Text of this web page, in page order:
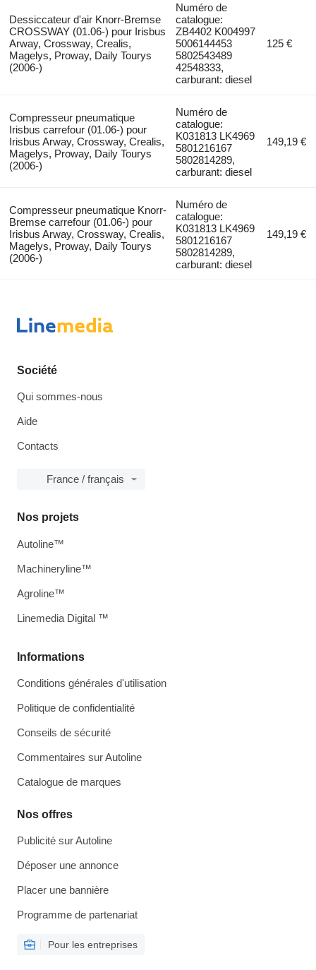
Dessiccateur d'air Knorr-Bremse
CROSSWAY (01.06-) pour Irisbus
Arway, Crossway, Crealis,
Magelys, Proway, Daily Tourys
(2006-)
Numéro de
catalogue:
ZB4402 K004997
5006144453
5802543489
42548333,
carburant: diesel
125 €
Compresseur pneumatique
Irisbus carrefour (01.06-) pour
Irisbus Arway, Crossway, Crealis,
Magelys, Proway, Daily Tourys
(2006-)
Numéro de
catalogue:
K031813 LK4969
5801216167
5802814289,
carburant: diesel
149,19 €
Compresseur pneumatique Knorr-
Bremse carrefour (01.06-) pour
Irisbus Arway, Crossway, Crealis,
Magelys, Proway, Daily Tourys
(2006-)
Numéro de
catalogue:
K031813 LK4969
5801216167
5802814289,
carburant: diesel
149,19 €
Société
Qui sommes-nous
Aide
Contacts
France / français
Informations
Conditions générales d'utilisation
Politique de confidentialité
Conseils de sécurité
Commentaires sur Autoline
Catalogue de marques
Nos offres
Publicité sur Autoline
Déposer une annonce
Placer une bannière
Programme de partenariat
Pour les entreprises
Nos projets
Autoline™
Machineryline™
Agroline™
Linemedia Digital ™